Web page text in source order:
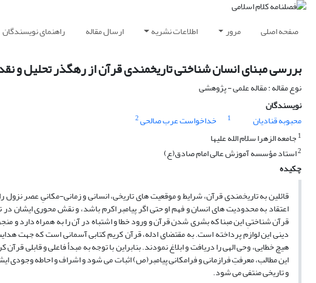
صفحه اصلی مرور اطلاعات نشریه ارسال مقاله راهنمای نویسندگان
بررسی مبنای انسان شناختی تاریخمندی قرآن از رهگذر تحلیل و
نوع مقاله : مقاله علمی - پژوهشی
نویسندگان
محبوبه قنادیان
1 خداخواست عرب صالحی2
1 جامعه الزهرا سلام الله علیها
2استاد مؤسسه آموزش عالی امام صادق(ع)
چکیده
قائلین به تاریخمندی قرآن، شرایط و موقعیت های تاریخی، انسانی و زمانی-مکانیِ عصر
اعتقاد به محدودیت های انسان و فهم او حتی اگر پیامبر اکرم باشد، و نقش محوری ایشان
قرآن شناختیِ این مبنا که بشری شدن قرآن و ورود خطا و اشتباه در آن را به همراه دارد و
دینی این لوازم پرداخته است. به مقتضای ادله، قرآن کریم کتابی آسمانی است که جهت
هیچ خطایی، وحی الهی را دریافت و ابلاغ نمودند. بنابراین با توجه به مبدأ فاعلی و قابلی
این مطالب، معرفتِ فرازمانی و فرامکانی پیامبر(ص) اثبات می شود و اشراف و احاطه وجودی
و تاریخی منتفی می شود.